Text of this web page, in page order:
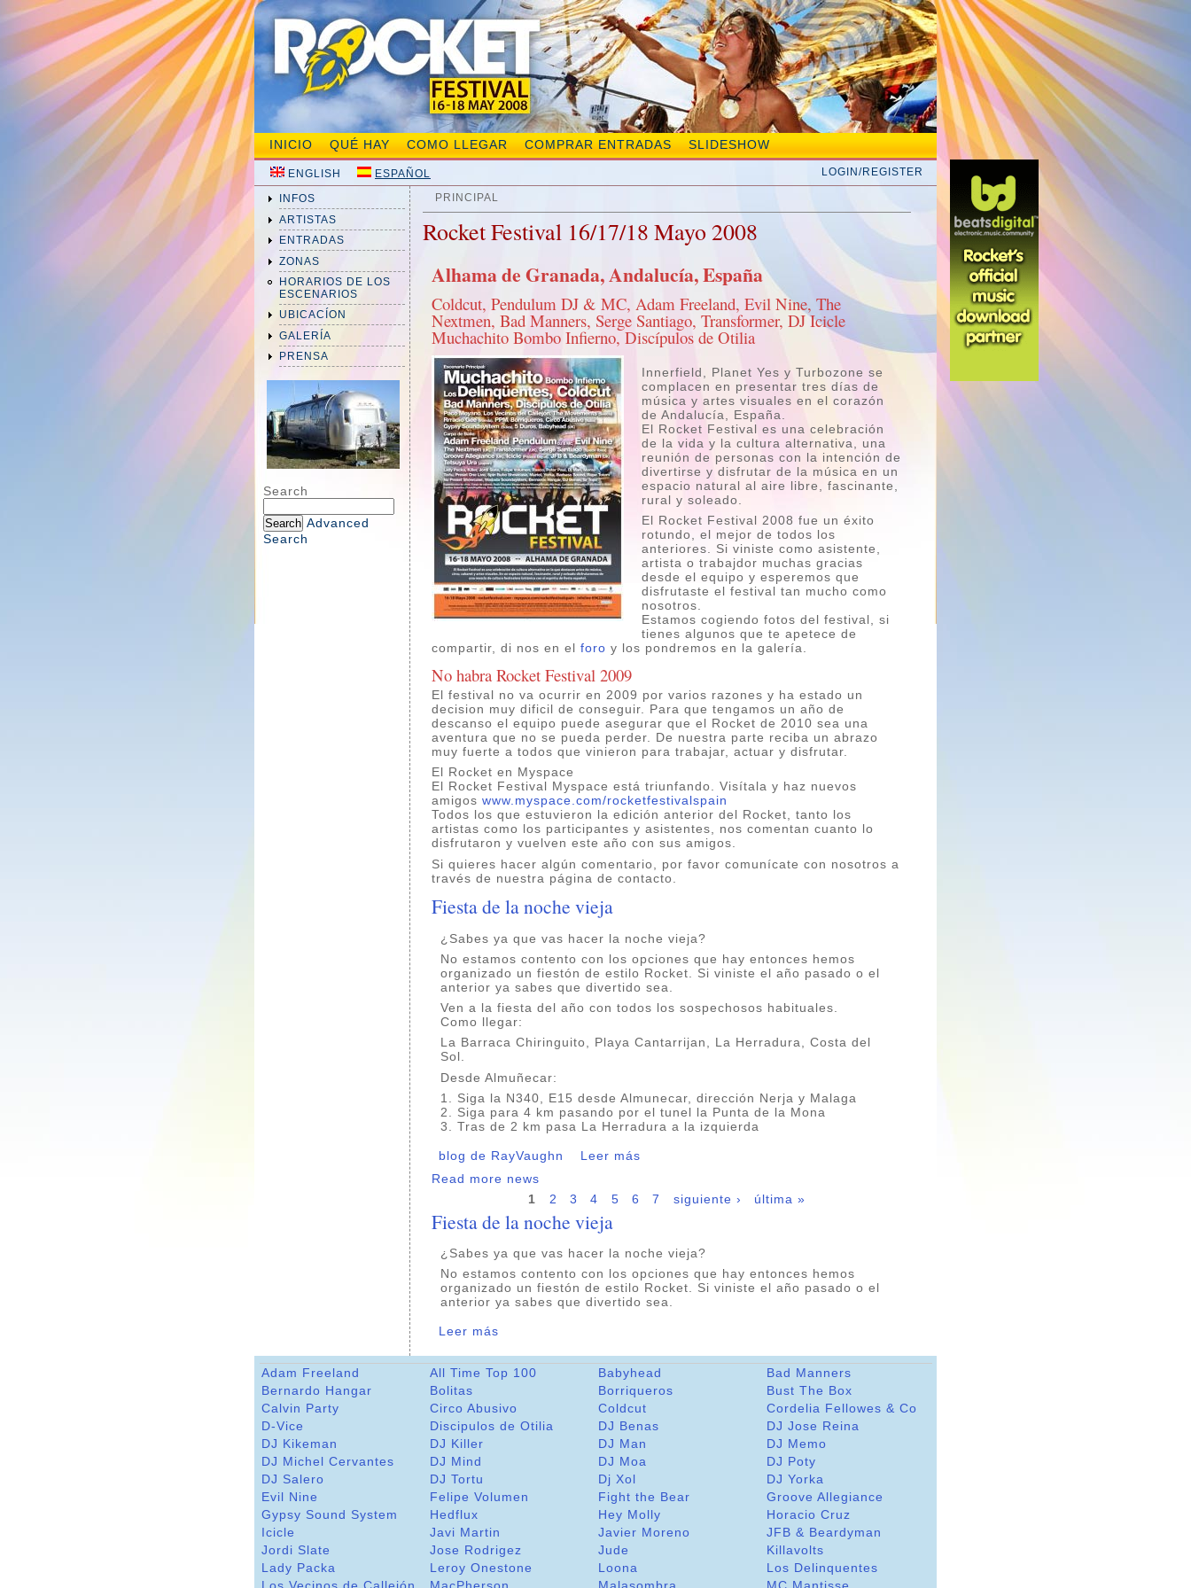
INICIO QUÉ HAY COMO LLEGAR COMPRAR ENTRADAS SLIDESHOW
ENGLISH ESPAÑOL LOGIN/REGISTER
INFOS
ARTISTAS
ENTRADAS
ZONAS
HORARIOS DE LOS
ESCENARIOS
UBICACÍON
GALERÍA
PRENSA
Search
Advanced
Search
PRINCIPAL
Rocket Festival 16/17/18 Mayo 2008
Alhama de Granada, Andalucía, España
Coldcut, Pendulum DJ & MC, Adam Freeland, Evil Nine, The
Nextmen, Bad Manners, Serge Santiago, Transformer, DJ Icicle
Muchachito Bombo Infierno, Discípulos de Otilia
Innerfield, Planet Yes y Turbozone se
complacen en presentar tres días de
música y artes visuales en el corazón
de Andalucía, España.
El Rocket Festival es una celebración
de la vida y la cultura alternativa, una
reunión de personas con la intención de
divertirse y disfrutar de la música en un
espacio natural al aire libre, fascinante,
rural y soleado.
El Rocket Festival 2008 fue un éxito
rotundo, el mejor de todos los
anteriores. Si viniste como asistente,
artista o trabajdor muchas gracias
desde el equipo y esperemos que
disfrutaste el festival tan mucho como
nosotros.
Estamos cogiendo fotos del festival, si
tienes algunos que te apetece de
compartir, di nos en elforo y los pondremos en la galería.
No habra Rocket Festival 2009
El festival no va ocurrir en 2009 por varios razones y ha estado un
decision muy dificil de conseguir. Para que tengamos un año de
descanso el equipo puede asegurar que el Rocket de 2010 sea una
aventura que no se pueda perder. De nuestra parte reciba un abrazo
muy fuerte a todos que vinieron para trabajar, actuar y disfrutar.
El Rocket en Myspace
El Rocket Festival Myspace está triunfando. Visítala y haz nuevos
amigoswww.myspace.com/rocketfestivalspain
Todos los que estuvieron la edición anterior del Rocket, tanto los
artistas como los participantes y asistentes, nos comentan cuanto lo
disfrutaron y vuelven este año con sus amigos.
Si quieres hacer algún comentario, por favor comunícate con nosotros a
través de nuestra página de contacto.
Fiesta de la noche vieja
¿Sabes ya que vas hacer la noche vieja?
No estamos contento con los opciones que hay entonces hemos
organizado un fiestón de estilo Rocket. Si viniste el año pasado o el
anterior ya sabes que divertido sea.
Ven a la fiesta del año con todos los sospechosos habituales.
Como llegar:
La Barraca Chiringuito, Playa Cantarrijan, La Herradura, Costa del
Sol.
Desde Almuñecar:
1. Siga la N340, E15 desde Almunecar, dirección Nerja y Malaga
2. Siga para 4 km pasando por el tunel la Punta de la Mona
3. Tras de 2 km pasa La Herradura a la izquierda
blog de RayVaughn
Leer más
Read more news
1
2 3 4 5 6 7 siguiente › última »
Fiesta de la noche vieja
¿Sabes ya que vas hacer la noche vieja?
No estamos contento con los opciones que hay entonces hemos
organizado un fiestón de estilo Rocket. Si viniste el año pasado o el
anterior ya sabes que divertido sea.
Leer más
Adam Freeland All Time Top 100 Babyhead
Bad Manners
Bernardo Hangar
Bolitas Borriqueros
Bust The Box
Calvin Party
Circo Abusivo Coldcut
Cordelia Fellowes & Co
D-Vice
Discipulos de Otilia DJ Benas
DJ Jose Reina
DJ Kikeman
DJ Killer DJ Man
DJ Memo
DJ Michel Cervantes
DJ Mind DJ Moa
DJ Poty
DJ Salero
DJ Tortu Dj Xol
DJ Yorka
Evil Nine
Felipe Volumen Fight the Bear
Groove Allegiance
Gypsy Sound System
Hedflux Hey Molly
Horacio Cruz
Icicle
Javi Martin Javier Moreno
JFB & Beardyman
Jordi Slate
Jose Rodrigez Jude
Killavolts
Lady Packa
Leroy Onestone Loona
Los Delinquentes
Los Vecinos de Callejón
MacPherson Malasombra MC Mantisse